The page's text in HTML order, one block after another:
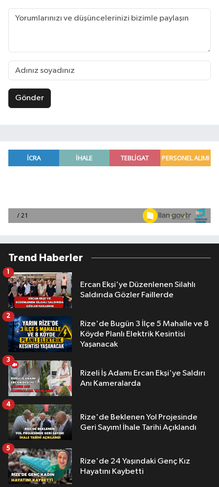
Gönder
Trend Haberler
Ercan Ekşi'ye Düzenlenen Silahlı
Saldırıda Gözler Faillerde
1
Rize'de Bugün 3 İlçe 5 Mahalle ve 8
Köyde Planlı Elektrik Kesintisi
Yaşanacak
2
Rizeli İş Adamı Ercan Ekşi'ye Saldırı
Anı Kameralarda
3
Rize'de Beklenen Yol Projesinde
Geri Sayım! İhale Tarihi Açıklandı
4
Rize'de 24 Yaşındaki Genç Kız
Hayatını Kaybetti
5